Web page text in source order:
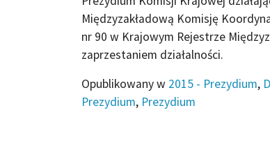
Międzyzakładową Komisję
nr 90 w Krajowym Rejestrze
zaprzestaniem działalności.
Opublikowany w 2015 - Prezydium,
Prezydium, Prezydium